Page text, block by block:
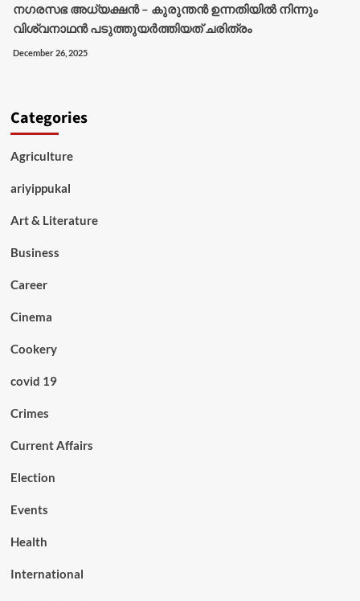
നഗരസഭ അധ്യക്ഷൻ – കുരുന്തൻ ഉന്നതിയിൽ നിന്നും
വിശ്വനാഥൻ പടുത്തുയർത്തിയത് ചരിത്രം
December 26, 2025
Categories
Agriculture
ariyippukal
Art & Literature
Business
Career
Cinema
Cookery
covid 19
Crimes
Current Affairs
Election
Events
Health
International